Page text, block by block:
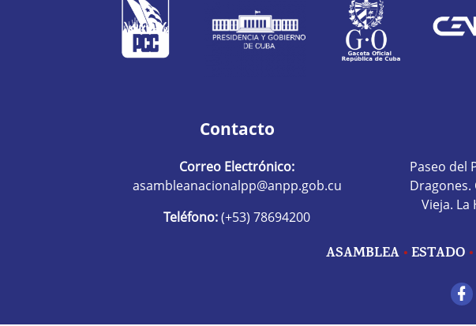
Contacto
Correo Electrónico:
asambleanacionalpp@anpp.gob.cu
Teléfono:(+53) 78694200
Paseo del
Dragones.
Vieja. La
ASAMBLEA ESTADO
Redes